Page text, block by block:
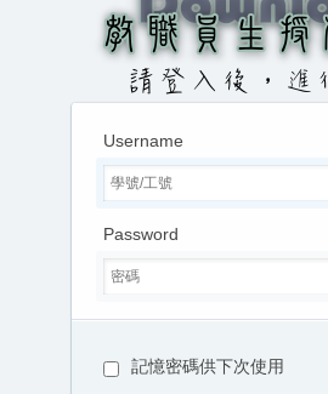
Username
Password
記憶密碼供下次使用